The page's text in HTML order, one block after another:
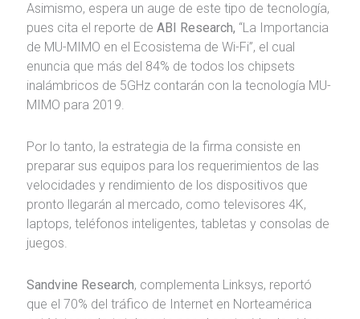
Asimismo, espera un auge de este tipo de tecnología,
pues cita el reporte de ABI Research, “La Importancia
de MU-MIMO en el Ecosistema de Wi-Fi”, el cual
enuncia que más del 84% de todos los chipsets
inalámbricos de 5GHz contarán con la tecnología MU-
MIMO para 2019.
Por lo tanto, la estrategia de la firma consiste en
preparar sus equipos para los requerimientos de las
velocidades y rendimiento de los dispositivos que
pronto llegarán al mercado, como televisores 4K,
laptops, teléfonos inteligentes, tabletas y consolas de
juegos.
Sandvine Research, complementa Linksys, reportó
que el 70% del tráfico de Internet en Norteamérica